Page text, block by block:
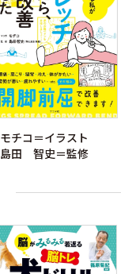
モチコ＝イラスト
島田 智史＝監修